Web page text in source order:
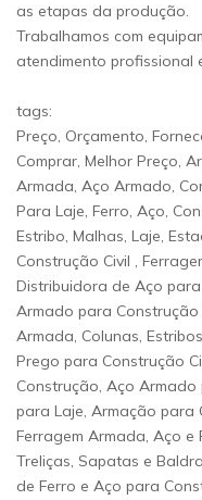
as etapas da produção.
Trabalhamos com
atendimento profissional
tags:
Preço, Orçamento,
Comprar, Melhor Preço,
Armada, Aço Armado,
Para Laje, Ferro, Aço,
Estribo, Malhas, Laje,
Construção Civil ,
Distribuidora de Aço
Armado para Construção
Armada, Colunas,
Prego para Construção
Construção, Aço
para Laje, Armação para
Ferragem Armada, Aço e
Treliças, Sapatas e
de Ferro e Aço para